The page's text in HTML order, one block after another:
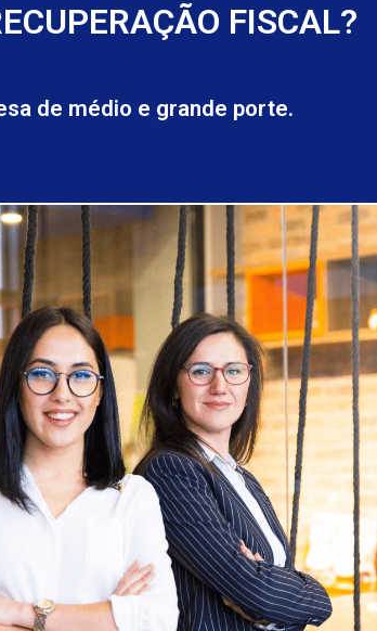
FISCAL?
de médio e grande porte.